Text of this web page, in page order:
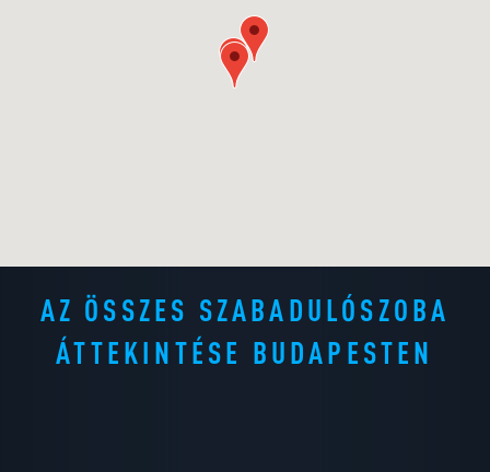
AZ ÖSSZES SZABADULÓSZOBA
ÁTTEKINTÉSE BUDAPESTEN